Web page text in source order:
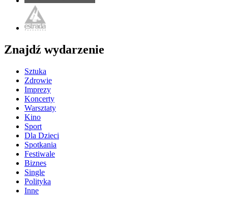
Znajdź wydarzenie
Sztuka
Zdrowie
Imprezy
Koncerty
Warsztaty
Kino
Sport
Dla Dzieci
Spotkania
Festiwale
Biznes
Single
Polityka
Inne